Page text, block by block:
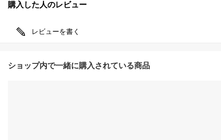
購入した人のレビュー
レビューを書く
ショップ内で一緒に購入されている商品